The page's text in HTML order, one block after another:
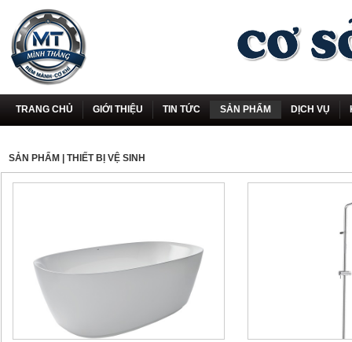
TRANG CHỦ GIỚI THIỆU TIN TỨC SẢN PHẨM DỊCH VỤ
SẢN PHẨM | THIẾT BỊ VỆ SINH